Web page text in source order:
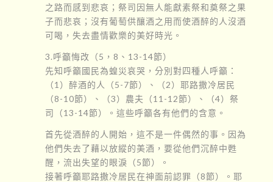
之路而感到悲哀；祭司因無人能獻素祭和奠祭之果
子而悲哀；沒有葡萄供釀酒之用而使酒醉的人沒酒
可喝，失去盡情歡樂的美好時光。
3.呼籲悔改（5，8、13-14節）
先知呼籲國民為蝗災哀哭，分別對四種人呼籲：
（1）醉酒的人（5-7節）、（2）耶路撒冷居民
（8-10節）、（3）農夫（11-12節）、（4）祭
司（13-14節）。這些呼籲各有他們的含意。
首先從酒醉的人開始，這不是一件偶然的事。因為
他們失去了藉以放縱的美酒，要從他們沉醉中甦
醒，流出失望的眼淚（5節）。
接著呼籲耶路撒冷居民在神面前認罪（8節）。耶